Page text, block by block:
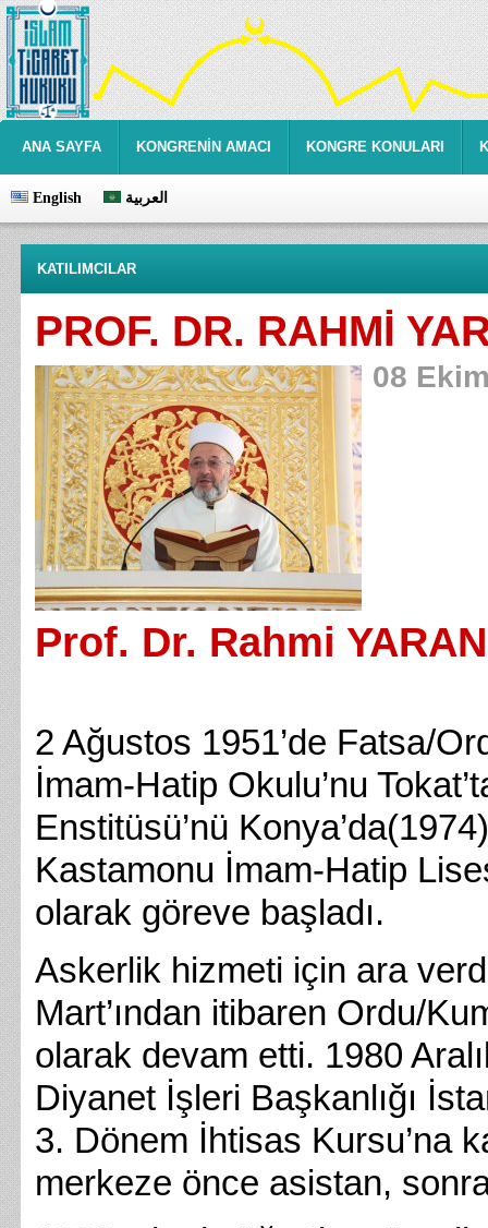
ANA SAYFA KONGRENİN AMACI KONGRE KONULARI
English العربية
KATILIMCILAR
PROF. DR. RAHMİ
08
Prof. Dr. Rahmi YARAN
2 Ağustos 1951’de Fatsa/
İmam-Hatip Okulu’nu
Enstitüsü’nü
Kastamonu İmam-Hatip
olarak göreve başladı.
Askerlik hizmeti için ara
Mart’ından itibaren Ordu/
olarak devam etti. 1980
Diyanet İşleri Başkanlığı
3. Dönem İhtisas Kursu’na
merkeze önce asistan,